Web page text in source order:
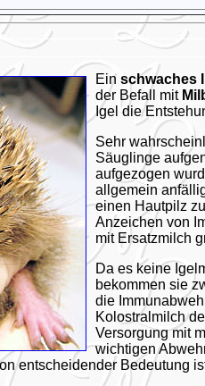
Ein schwaches
der Befall mit
Igel die
Sehr
Säuglinge
aufgezogen
allgemein
einen Hautpilz
Anzeichen von
mit Ersatzmilch
Da es keine
bekommen sie
die
Kolostralmilch
Versorgung mit
wichtigen
entscheidender Bedeutung